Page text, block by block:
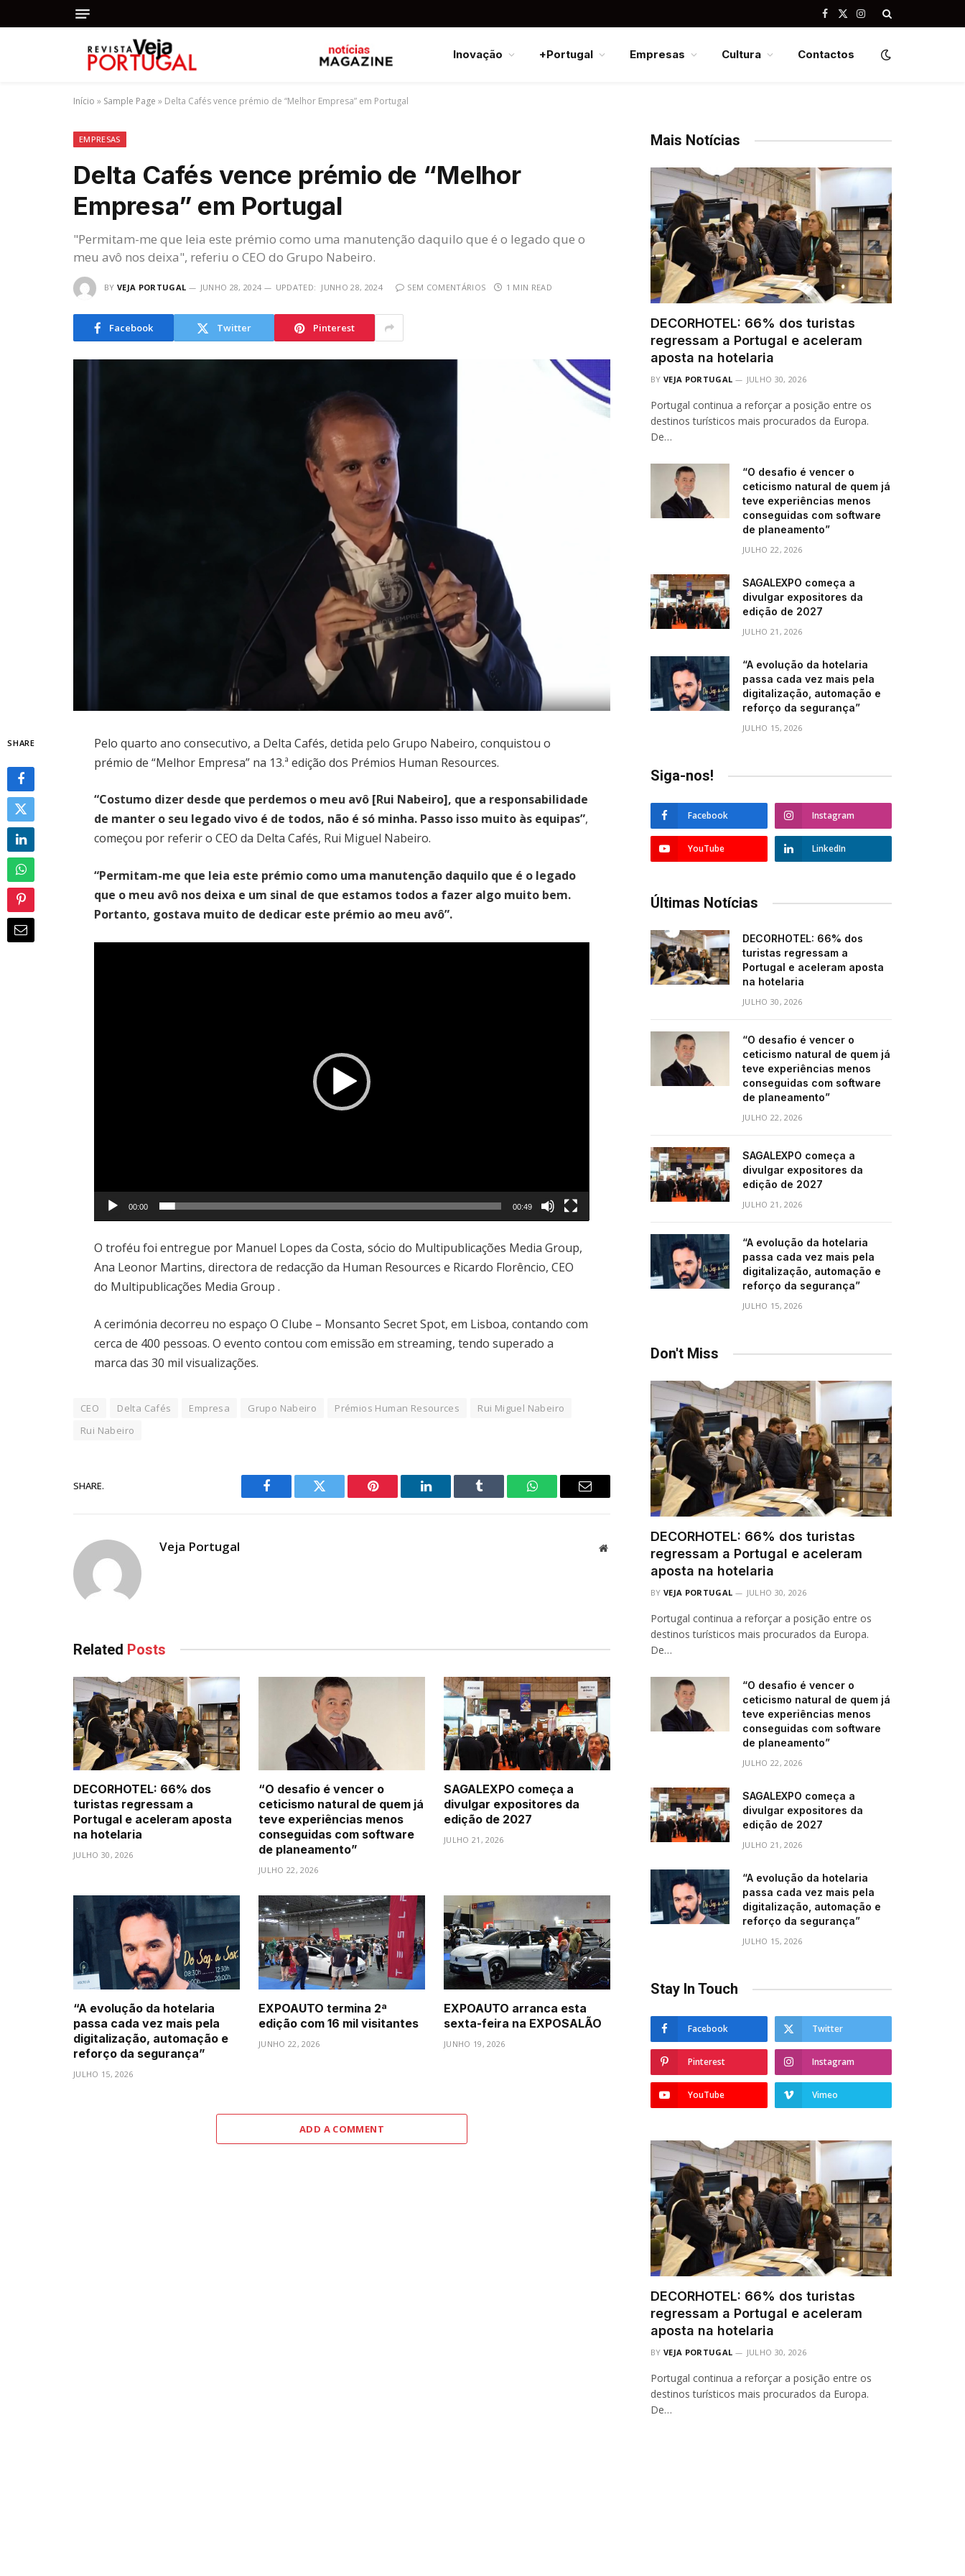
Facebook
X
Instagram
Inovação +Portugal Empresas Cultura Contactos
Início » Sample Page » Delta Cafés vence prémio de “Melhor Empresa” em Portugal
EMPRESAS
Delta Cafés vence prémio de “Melhor
Empresa” em Portugal
"Permitam-me que leia este prémio como uma manutenção daquilo que é o legado que o
meu avô nos deixa", referiu o CEO do Grupo Nabeiro.
BY VEJA PORTUGAL JUNHO 28, 2024 UPDATED: JUNHO 28, 2024 SEM COMENTÁRIOS 1 MIN READ
Facebook Twitter Pinterest
SHARE
Pelo quarto ano consecutivo, a Delta Cafés, detida pelo Grupo Nabeiro, conquistou o
prémio de “Melhor Empresa” na 13.ª edição dos Prémios Human Resources.
“Costumo dizer desde que perdemos o meu avô [Rui Nabeiro], que a responsabilidade
de manter o seu legado vivo é de todos, não é só minha. Passo isso muito às equipas”,
começou por referir o CEO da Delta Cafés, Rui Miguel Nabeiro.
“Permitam-me que leia este prémio como uma manutenção daquilo que é o legado
que o meu avô nos deixa e um sinal de que estamos todos a fazer algo muito bem.
Portanto, gostava muito de dedicar este prémio ao meu avô”.
00:00 00:49
O troféu foi entregue por Manuel Lopes da Costa, sócio do Multipublicações Media Group,
Ana Leonor Martins, directora de redacção da Human Resources e Ricardo Florêncio, CEO
do Multipublicações Media Group .
A cerimónia decorreu no espaço O Clube – Monsanto Secret Spot, em Lisboa, contando com
cerca de 400 pessoas. O evento contou com emissão em streaming, tendo superado a
marca das 30 mil visualizações.
CEO Delta Cafés Empresa Grupo Nabeiro Prémios Human Resources
Rui Miguel Nabeiro
Rui Nabeiro
SHARE.
Facebook Twitter Pinterest LinkedIn Tumblr WhatsAppEmail
Veja Portugal Website
Related Posts
DECORHOTEL: 66% dos
turistas regressam a
Portugal e aceleram aposta
na hotelaria
JULHO 30, 2026
“O desafio é vencer o
ceticismo natural de quem já
teve experiências menos
conseguidas com software
de planeamento”
JULHO 22, 2026
SAGALEXPO começa a
divulgar expositores da
edição de 2027
JULHO 21, 2026
“A evolução da hotelaria
passa cada vez mais pela
digitalização, automação e
reforço da segurança”
JULHO 15, 2026
EXPOAUTO termina 2ª
edição com 16 mil visitantes
JUNHO 22, 2026
EXPOAUTO arranca esta
sexta-feira na EXPOSALÃO
JUNHO 19, 2026
ADD A COMMENT
Mais Notícias
DECORHOTEL: 66% dos turistas
regressam a Portugal e aceleram
aposta na hotelaria
BY VEJA PORTUGAL JULHO 30, 2026
Portugal continua a reforçar a posição entre os
destinos turísticos mais procurados da Europa.
De…
“O desafio é vencer o
ceticismo natural de quem já
teve experiências menos
conseguidas com software
de planeamento”
JULHO 22, 2026
SAGALEXPO começa a
divulgar expositores da
edição de 2027
JULHO 21, 2026
“A evolução da hotelaria
passa cada vez mais pela
digitalização, automação e
reforço da segurança”
JULHO 15, 2026
Siga-nos!
Facebook Instagram
YouTube LinkedIn
Últimas Notícias
DECORHOTEL: 66% dos
turistas regressam a
Portugal e aceleram aposta
na hotelaria
JULHO 30, 2026
“O desafio é vencer o
ceticismo natural de quem já
teve experiências menos
conseguidas com software
de planeamento”
JULHO 22, 2026
SAGALEXPO começa a
divulgar expositores da
edição de 2027
JULHO 21, 2026
“A evolução da hotelaria
passa cada vez mais pela
digitalização, automação e
reforço da segurança”
JULHO 15, 2026
Don't Miss
DECORHOTEL: 66% dos turistas
regressam a Portugal e aceleram
aposta na hotelaria
BY VEJA PORTUGAL JULHO 30, 2026
Portugal continua a reforçar a posição entre os
destinos turísticos mais procurados da Europa.
De…
“O desafio é vencer o
ceticismo natural de quem já
teve experiências menos
conseguidas com software
de planeamento”
JULHO 22, 2026
SAGALEXPO começa a
divulgar expositores da
edição de 2027
JULHO 21, 2026
“A evolução da hotelaria
passa cada vez mais pela
digitalização, automação e
reforço da segurança”
JULHO 15, 2026
Stay In Touch
Facebook Twitter
Pinterest Instagram
YouTube Vimeo
DECORHOTEL: 66% dos turistas
regressam a Portugal e aceleram
aposta na hotelaria
BY VEJA PORTUGAL JULHO 30, 2026
Portugal continua a reforçar a posição entre os
destinos turísticos mais procurados da Europa.
De…